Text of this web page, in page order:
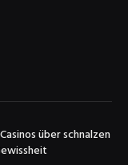
über schnalzen